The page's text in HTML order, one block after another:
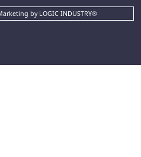
by LOGIC INDUSTRY®